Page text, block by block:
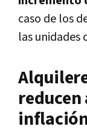
caso de los
las unidades
reducen